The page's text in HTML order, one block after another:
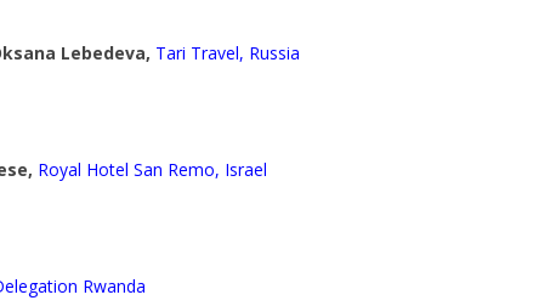
Lebedeva, Tari Travel, Russia
Royal Hotel San Remo, Israel
Rwanda